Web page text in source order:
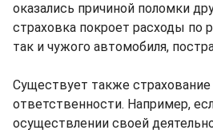
оказались причиной поломки
страховка покроет расходы по
так и чужого автомобиля,
Существует также
ответственности. Например,
осуществлении своей